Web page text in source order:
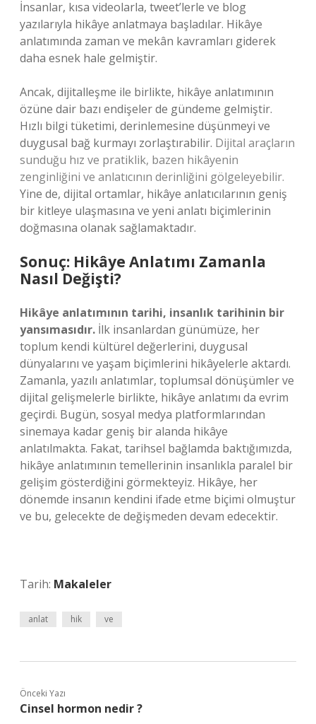
İnsanlar, kısa videolarla, tweet’lerle ve blog
yazılarıyla hikâye anlatmaya başladılar. Hikâye
anlatımında zaman ve mekân kavramları giderek
daha esnek hale gelmiştir.
Ancak, dijitalleşme ile birlikte, hikâye anlatımının
özüne dair bazı endişeler de gündeme gelmiştir.
Hızlı bilgi tüketimi, derinlemesine düşünmeyi ve
duygusal bağ kurmayı zorlaştırabilir. Dijital araçların
sunduğu hız ve pratiklik, bazen hikâyenin
zenginliğini ve anlatıcının derinliğini gölgeleyebilir.
Yine de, dijital ortamlar, hikâye anlatıcılarının geniş
bir kitleye ulaşmasına ve yeni anlatı biçimlerinin
doğmasına olanak sağlamaktadır.
Sonuç: Hikâye Anlatımı Zamanla
Nasıl Değişti?
Hikâye anlatımının tarihi, insanlık tarihinin bir
yansımasıdır. İlk insanlardan günümüze, her
toplum kendi kültürel değerlerini, duygusal
dünyalarını ve yaşam biçimlerini hikâyelerle aktardı.
Zamanla, yazılı anlatımlar, toplumsal dönüşümler ve
dijital gelişmelerle birlikte, hikâye anlatımı da evrim
geçirdi. Bugün, sosyal medya platformlarından
sinemaya kadar geniş bir alanda hikâye
anlatılmakta. Fakat, tarihsel bağlamda baktığımızda,
hikâye anlatımının temellerinin insanlıkla paralel bir
gelişim gösterdiğini görmekteyiz. Hikâye, her
dönemde insanın kendini ifade etme biçimi olmuştur
ve bu, gelecekte de değişmeden devam edecektir.
Tarih: Makaleler
anlat hik ve
Önceki Yazı
Cinsel hormon nedir ?